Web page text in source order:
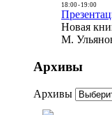
18:00- 19:00
Новая
М.
Архивы
Архивы